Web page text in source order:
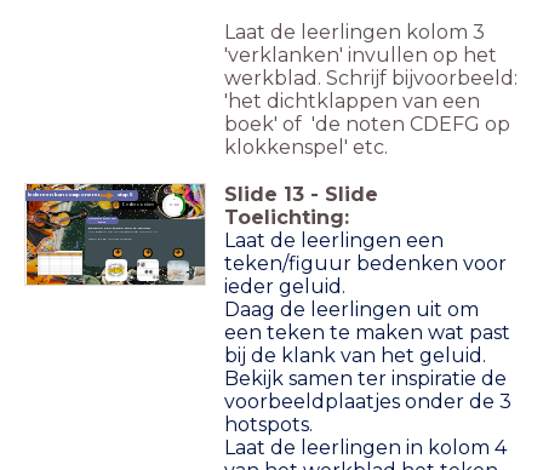
Laat de leerlingen kolom 3
'verklanken' invullen op het
werkblad. Schrijf bijvoorbeeld:
'het dichtklappen van een
boek' of 'de noten CDEFG op
klokkenspel' etc.
Iedereen kan componeren stap 5
Onderzoeken
Bedenk een teken voor je geluid
Vul deze in op jullie werkblad (kolom 4)
Denk goed na over je teken
Samen aan de
slag
5:00 Slide 13 - Slide
Toelichting:
Laat de leerlingen een
teken/figuur bedenken voor
ieder geluid.
Daag de leerlingen uit om
een teken te maken wat past
bij de klank van het geluid.
Bekijk samen ter inspiratie de
voorbeeldplaatjes onder de 3
hotspots.
Laat de leerlingen in kolom 4